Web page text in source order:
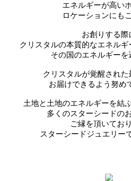
エネルギーが高い
ロケーションにも
お創りする際
クリスタルの本質的なエネルギ
その国のエネルギーを
クリスタルが覚醒された
お届けできるよう努め
土地と土地のエネルギーを結
多くのスターシードの
ご縁を頂いてお
スターシードジュエリー